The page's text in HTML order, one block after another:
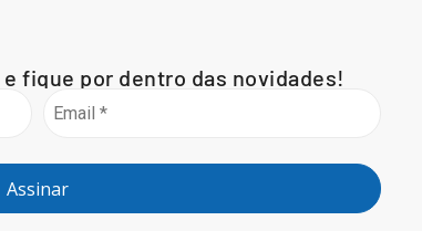
e fique por dentro das novidades!
Assinar